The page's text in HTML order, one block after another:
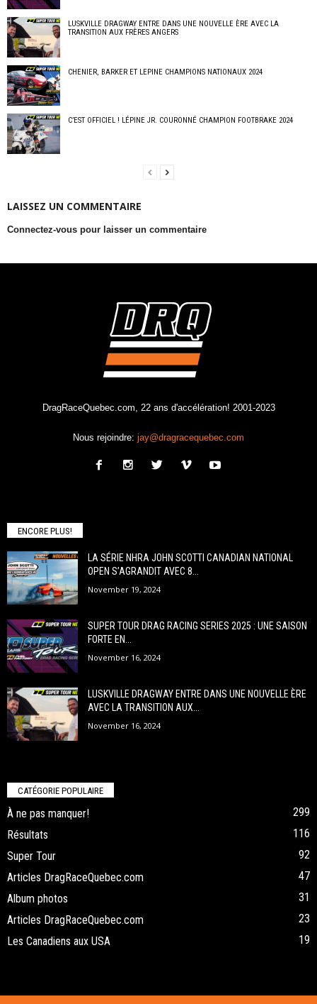
LUSKVILLE DRAGWAY ENTRE DANS UNE NOUVELLE ÈRE AVEC LA
TRANSITION AUX FRÈRES ANGERS
CHENIER, BARKER ET LEPINE CHAMPIONS NATIONAUX 2024
C’EST OFFICIEL ! LÉPINE JR. COURONNÉ CHAMPION FOOTBRAKE 2024
LAISSEZ UN COMMENTAIRE
Connectez-vous pour laisser un commentaire
DragRaceQuebec.com, 22 ans d'accélération! 2001-2023
Nous rejoindre: jay@dragracequebec.com
ENCORE PLUS!
LA SÉRIE NHRA JOHN SCOTTI CANADIAN NATIONAL
OPEN S’AGRANDIT AVEC 8...
November 19, 2024
SUPER TOUR DRAG RACING SERIES 2025 : UNE SAISON
FORTE EN...
November 16, 2024
LUSKVILLE DRAGWAY ENTRE DANS UNE NOUVELLE ÈRE
AVEC LA TRANSITION AUX...
November 16, 2024
CATÉGORIE POPULAIRE
À ne pas manquer!
299
Résultats
116
Super Tour
92
Articles DragRaceQuebec.com
47
Album photos
31
Articles DragRaceQuebec.com
23
Les Canadiens aux USA
19